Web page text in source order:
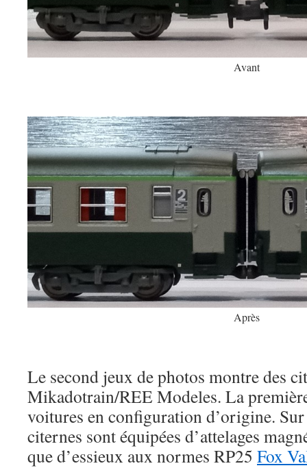
Avant
Après
Le second jeux de photos montre des
Mikadotrain/REE Modeles. La
voitures en configuration d’origine.
citernes sont équipées d’attelages
que d’essieux aux normes RP25 Fox